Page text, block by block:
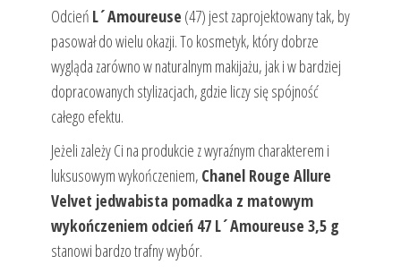
Odcień L´Amoureuse (47) jest zaprojektowany tak, by
pasował do wielu okazji. To kosmetyk, który dobrze
wygląda zarówno w naturalnym makijażu, jak i w bardziej
dopracowanych stylizacjach, gdzie liczy się spójność
całego efektu.
Jeżeli zależy Ci na produkcie z wyraźnym charakterem i
luksusowym wykończeniem, Chanel Rouge Allure
Velvet jedwabista pomadka z matowym
wykończeniem odcień 47 L´Amoureuse 3,5 g
stanowi bardzo trafny wybór.